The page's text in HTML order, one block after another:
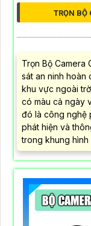
TRỌN BỘ
Trọn Bộ Camera
sát an ninh hoàn
khu vực ngoài
có màu cả ngày
đó là công nghệ
phát hiện và
trong khung hình